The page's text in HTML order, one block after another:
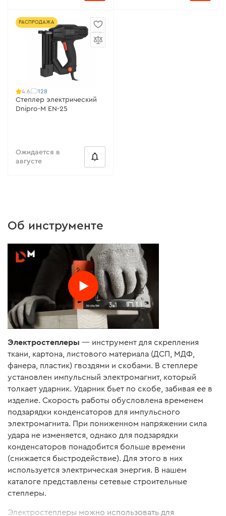
РАСПРОДАЖА
4.6 128
Степлер электрический
Dnipro-M EN-25
Ожидается в
августе
Об инструменте
Электростеплеры — инструмент для скрепления
ткани, картона, листового материала (ДСП, МДФ,
фанера, пластик) гвоздями и скобами. В степлере
установлен импульсный электромагнит, который
толкает ударник. Ударник бьет по скобе, забивая ее в
изделие. Скорость работы обусловлена временем
подзарядки конденсаторов для импульсного
электромагнита. При пониженном напряжении сила
удара не изменяется, однако для подзарядки
конденсаторов понадобится больше времени
(снижается быстродействие). Для этого в них
используется электрическая энергия. В нашем
каталоге представлены сетевые строительные
степлеры.
Электростеплеры можно использовать для